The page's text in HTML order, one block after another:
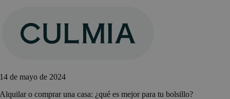
contenido
14 de mayo de 2024
Alquilar o comprar una casa: ¿qué es mejor para tu bolsillo?